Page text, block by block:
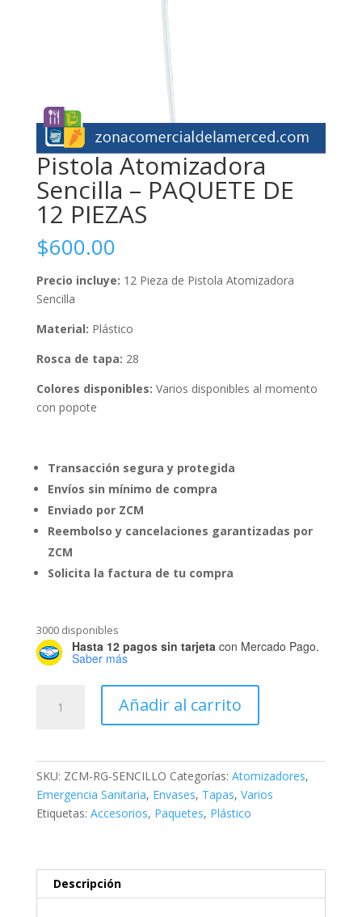
Pistola Atomizadora
Sencilla – PAQUETE DE
12 PIEZAS
$600.00
Precio incluye: 12 Pieza de Pistola Atomizadora
Sencilla
Material: Plástico
Rosca de tapa: 28
Colores disponibles: Varios disponibles al momento
con popote
Transacción segura y protegida
Envíos sin mínimo de compra
Enviado por ZCM
Reembolso y cancelaciones garantizadas por
ZCM
Solicita la factura de tu compra
3000 disponibles
Hasta 12 pagos sin tarjeta con Mercado Pago.
Saber más
Atomizadora
PIEZAS
Añadir al carrito
SKU: ZCM-RG-SENCILLO Categorías: Atomizadores,
Emergencia Sanitaria, Envases, Tapas, Varios
Etiquetas: Accesorios, Paquetes, Plástico
Descripción